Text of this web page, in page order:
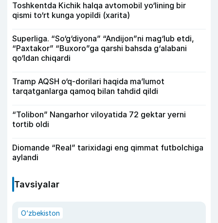
Toshkentda Kichik halqa avtomobil yo‘lining bir
qismi to‘rt kunga yopildi (xarita)
Superliga. “So‘g‘diyona” “Andijon”ni mag‘lub etdi,
“Paxtakor” “Buxoro”ga qarshi bahsda g‘alabani
qo‘ldan chiqardi
Tramp AQSH o‘q-dorilari haqida ma’lumot
tarqatganlarga qamoq bilan tahdid qildi
“Tolibon” Nangarhor viloyatida 72 gektar yerni
tortib oldi
Diomande “Real” tarixidagi eng qimmat futbolchiga
aylandi
Tavsiyalar
O‘zbekiston